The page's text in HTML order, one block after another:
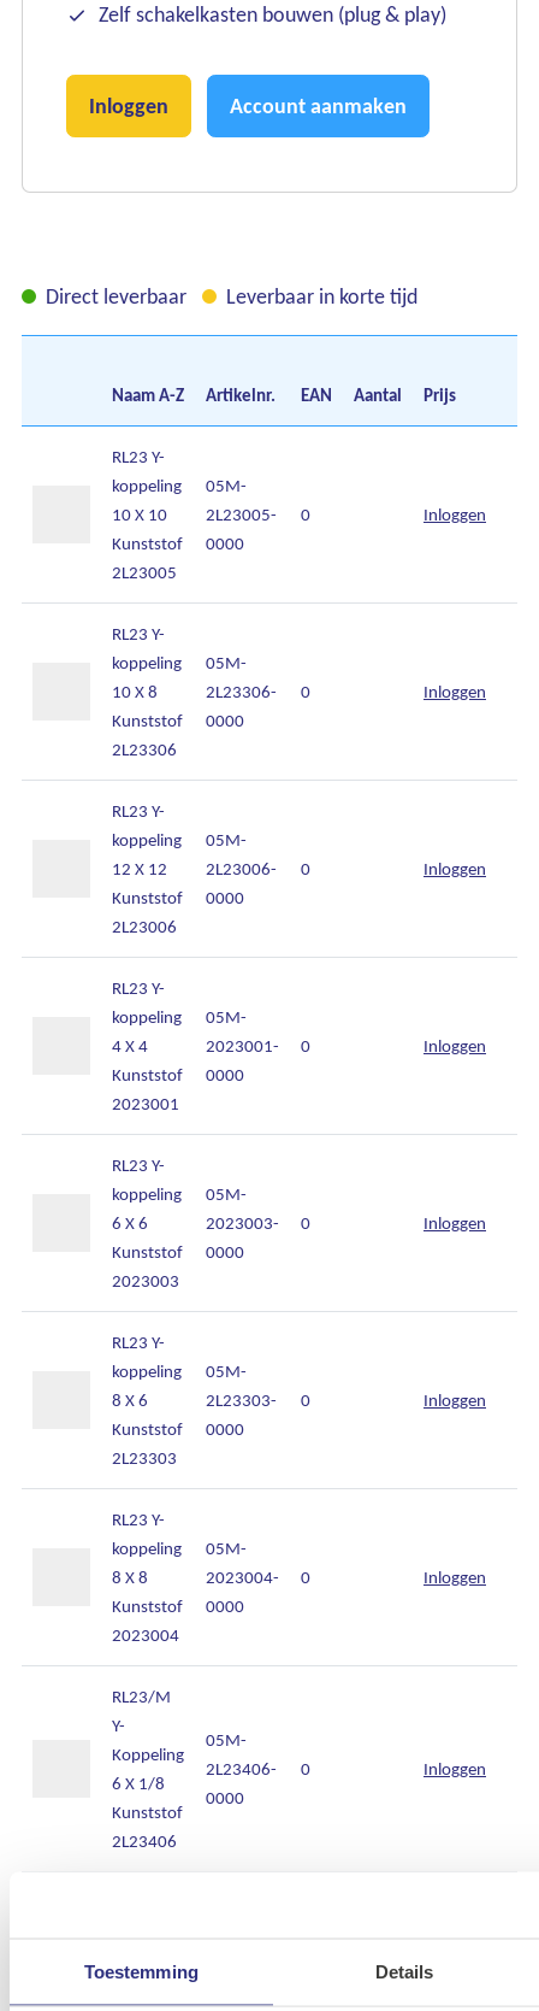
Toestemming Details
Ons assortiment
Onze merken
Onze diensten
Over Kalkhuis
Contact
Zelf schakelkasten bouwen (plug & play)
Inloggen Account aanmaken
Direct leverbaar Leverbaar in korte tijd
NaamA-Z Artikelnr. EAN Aantal Prijs
RL23 Y-
koppeling
10 X 10
Kunststof
2L23005
05M-
2L23005-
0000
0 Inloggen
RL23 Y-
koppeling
10 X 8
Kunststof
2L23306
05M-
2L23306-
0000
0 Inloggen
RL23 Y-
koppeling
12 X 12
Kunststof
2L23006
05M-
2L23006-
0000
0 Inloggen
RL23 Y-
koppeling
4 X 4
Kunststof
2023001
05M-
2023001-
0000
0 Inloggen
RL23 Y-
koppeling
6 X 6
Kunststof
2023003
05M-
2023003-
0000
0 Inloggen
RL23 Y-
koppeling
8 X 6
Kunststof
2L23303
05M-
2L23303-
0000
0 Inloggen
RL23 Y-
koppeling
8 X 8
Kunststof
2023004
05M-
2023004-
0000
0 Inloggen
RL23/M
Y-
Koppeling
6 X 1/8
Kunststof
2L23406
05M-
2L23406-
0000
0 Inloggen
"Y" 4 IN-4
0000
Inloggen